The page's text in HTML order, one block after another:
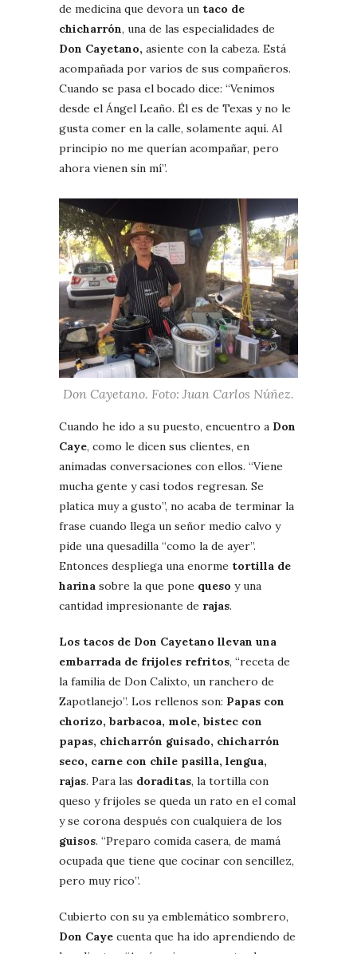
de medicina que devora un taco de
chicharrón, una de las especialidades de
Don Cayetano, asiente con la cabeza. Está
acompañada por varios de sus compañeros.
Cuando se pasa el bocado dice: “Venimos
desde el Ángel Leaño. Él es de Texas y no le
gusta comer en la calle, solamente aquí. Al
principio no me querían acompañar, pero
ahora vienen sin mí”.
Don Cayetano. Foto: Juan Carlos Núñez.
Cuando he ido a su puesto, encuentro a Don
Caye, como le dicen sus clientes, en
animadas conversaciones con ellos. “Viene
mucha gente y casi todos regresan. Se
platica muy a gusto”, no acaba de terminar la
frase cuando llega un señor medio calvo y
pide una quesadilla “como la de ayer”.
Entonces despliega una enorme tortilla de
harina sobre la que pone queso y una
cantidad impresionante de rajas.
Los tacos de Don Cayetano llevan una
embarrada de frijoles refritos, “receta de
la familia de Don Calixto, un ranchero de
Zapotlanejo”. Los rellenos son: Papas con
chorizo, barbacoa, mole, bistec con
papas, chicharrón guisado, chicharrón
seco, carne con chile pasilla, lengua,
rajas. Para las doraditas, la tortilla con
queso y frijoles se queda un rato en el comal
y se corona después con cualquiera de los
guisos. “Preparo comida casera, de mamá
ocupada que tiene que cocinar con sencillez,
pero muy rico”.
Cubierto con su ya emblemático sombrero,
Don Caye cuenta que ha ido aprendiendo de